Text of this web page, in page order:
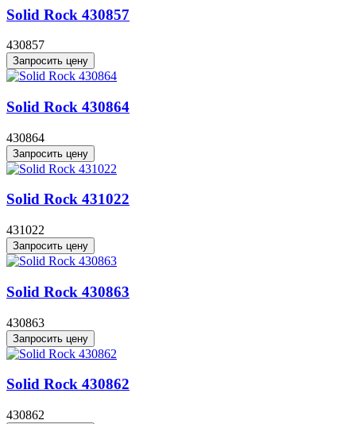
Solid Rock 430857
430857
Запросить цену
Solid Rock 430864
430864
Запросить цену
Solid Rock 431022
431022
Запросить цену
Solid Rock 430863
430863
Запросить цену
Solid Rock 430862
430862